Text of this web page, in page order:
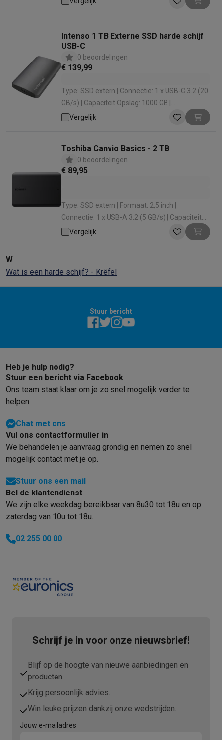
Intenso 1 TB Externe SSD harde schijf
USB-C
0 beoordelingen
€ 139,99
Type: SSD extern | Connectie: 1 x USB-C 3.2 (20
GB/s) | Capaciteit Opslag: 1000 GB |
Leessnelheid: 2100 MB | Kleur: Grijs
Vergelijk
Toshiba Canvio Basics - 2 TB
0 beoordelingen
€ 89,95
Type: SSD extern | Formaat: 2,5 inch |
Connectie: 1 x USB-A 3.2 (5 GB/s) | Capaciteit
Opslag: 2000 GB | Leessnelheid: 160 MB
Vergelijk
W
Wat is een harde schijf? - Krëfel
Stuur bericht
Heb je hulp nodig?
Stuur een bericht via Facebook
Ons team staat klaar om je zo snel mogelijk verder te
helpen.
Chat met ons
Vul ons contactformulier in
We behandelen je aanvraag grondig en nemen zo snel
mogelijk contact met je op.
Stuur ons een mail
Bel de klantendienst
We zijn elke weekdag bereikbaar van 8u30 tot 18u en op
zaterdag van 10u tot 18u.
02 255 00 00
Schrijf je in voor onze nieuwsbrief!
Blijf op de hoogte van nieuwe aanbiedingen en
producten.
Krijg persoonlijk advies.
Win leuke prijzen dankzij onze wedstrijden.
Jouw e-mailadres